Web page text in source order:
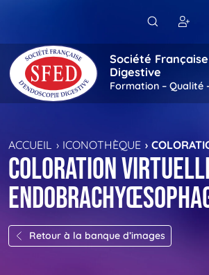
Société
Digestive
Formation – Qualité
ACCUEIL ICONOTHÈQUE
Coloration
Retour à la banque d’images